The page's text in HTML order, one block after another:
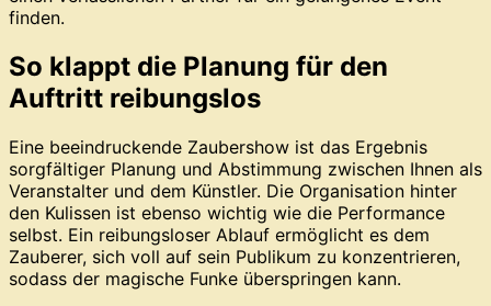
finden.
So klappt die Planung für den
Auftritt reibungslos
Eine beeindruckende Zaubershow ist das Ergebnis
sorgfältiger Planung und Abstimmung zwischen Ihnen als
Veranstalter und dem Künstler. Die Organisation hinter
den Kulissen ist ebenso wichtig wie die Performance
selbst. Ein reibungsloser Ablauf ermöglicht es dem
Zauberer, sich voll auf sein Publikum zu konzentrieren,
sodass der magische Funke überspringen kann.